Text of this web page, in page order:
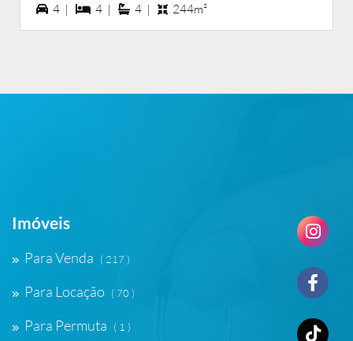
4 vagas na garagem
4 | 4 dormiórios
4 | 4 suítes
4 | 244m²
Imóveis
Para Venda ( 217 )
Para Locação ( 70 )
Para Permuta ( 1 )